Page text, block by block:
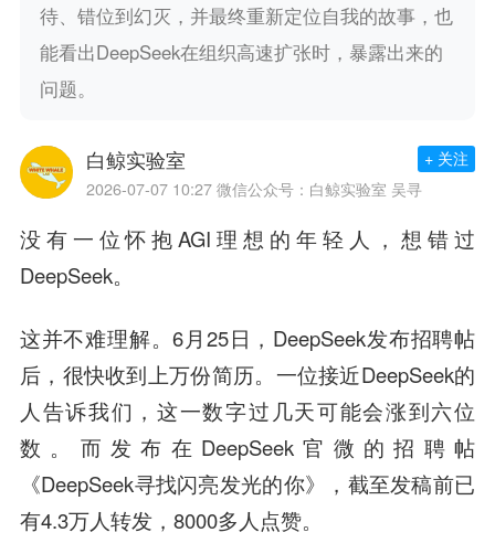
待、错位到幻灭，并最终重新定位自我的故事，也
能看出DeepSeek在组织高速扩张时，暴露出来的
问题。
白鲸实验室
2026-07-07 10:27 微信公众号：白鲸实验室 吴寻
+ 关注
没有一位怀抱AGI理想的年轻人，想错过
DeepSeek。
这并不难理解。6月25日，DeepSeek发布招聘帖
后，很快收到上万份简历。一位接近DeepSeek的
人告诉我们，这一数字过几天可能会涨到六位
数。而发布在DeepSeek官微的招聘帖
《DeepSeek寻找闪亮发光的你》，截至发稿前已
有4.3万人转发，8000多人点赞。